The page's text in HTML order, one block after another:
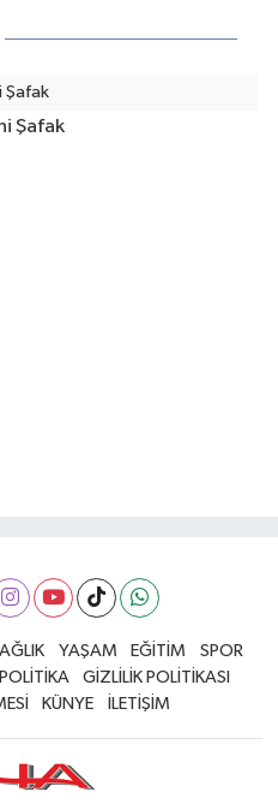
Şafak
YAŞAM EĞİTİM
SPOR
POLİTİKA
GİZLİLİK POLİTİKASI
KÜNYE İLETİŞİM